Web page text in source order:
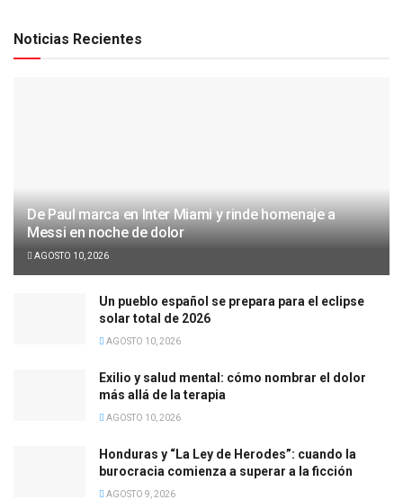
Noticias Recientes
De Paul marca en Inter Miami y rinde homenaje a
Messi en noche de dolor
AGOSTO 10, 2026
Un pueblo español se prepara para el eclipse
solar total de 2026
AGOSTO 10, 2026
Exilio y salud mental: cómo nombrar el dolor
más allá de la terapia
AGOSTO 10, 2026
Honduras y “La Ley de Herodes”: cuando la
burocracia comienza a superar a la ficción
AGOSTO 9, 2026